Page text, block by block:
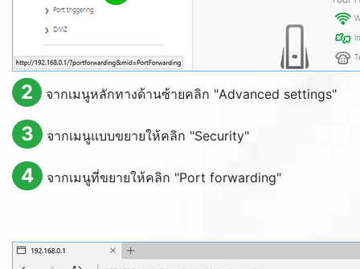
2 จากเมนูหลักทางด้านซ้ายคลิก "Advanced settings"
3 จากเมนูแบบขยายให้คลิก "Security"
4 จากเมนูที่ขยายให้คลิก "Port forwarding"